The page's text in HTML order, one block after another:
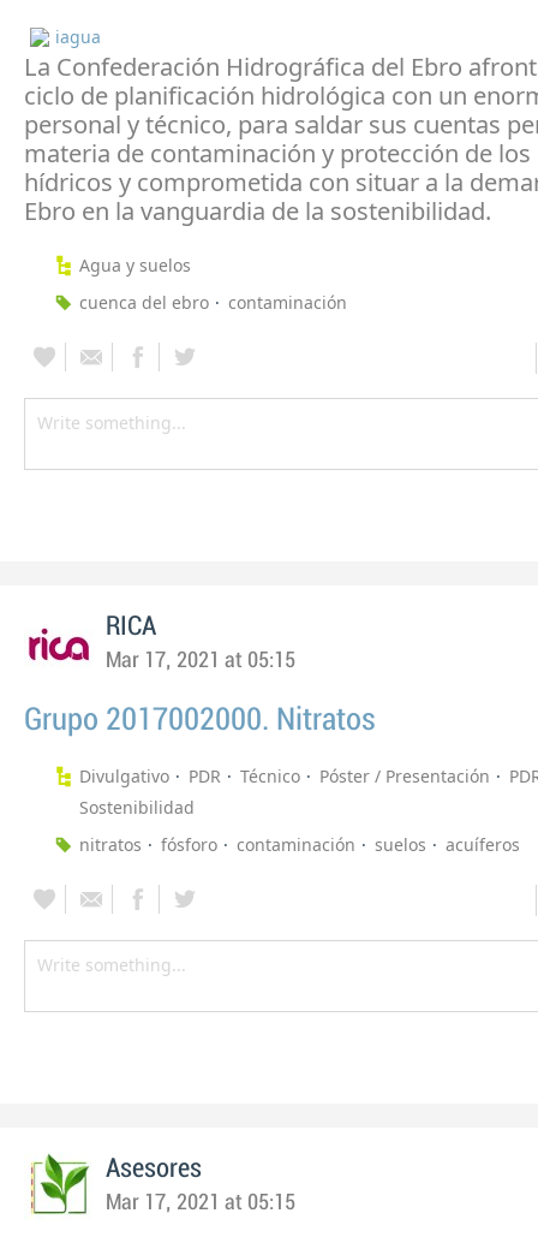
iagua
La Confederación Hidrográfica del Ebro
ciclo de planificación hidrológica con un
personal y técnico, para saldar sus cuentas
materia de contaminación y protección de
hídricos y comprometida con situar a la
Ebro en la vanguardia de la sostenibilidad.
Agua y suelos
cuenca del ebro
contaminación
RICA
Mar 17, 2021 at 05:15
Grupo 2017002000. Nitratos
Divulgativo PDR Técnico Póster / Presentación
Sostenibilidad
nitratos
fósforo contaminación suelos acuíferos
Asesores
Mar 17, 2021 at 05:15